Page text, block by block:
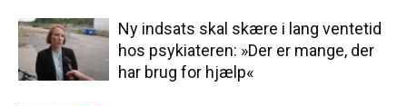
Ny indsats skal skære i lang ventetid
hos psykiateren: »Der er mange, der
har brug for hjælp«